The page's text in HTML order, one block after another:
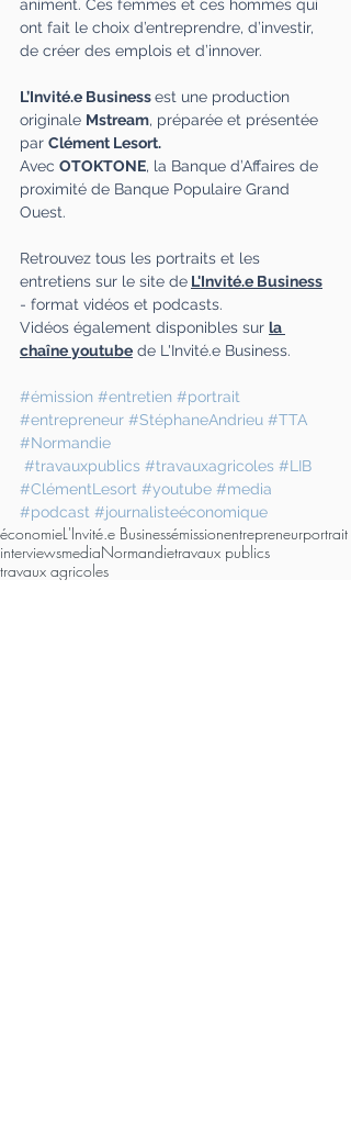
animent. Ces femmes et ces hommes qui
ont fait le choix d’entreprendre, d’investir,
de créer des emplois et d’innover.
L’Invité.e Businessest une production
originale Mstream, préparée et présentée
par Clément Lesort.
Avec OTOKTONE, la Banque d’Affaires de
proximité de Banque Populaire Grand
Ouest.
Retrouvez tous les portraits et les
entretiens sur le site de L'Invité.e Business
- format vidéos et podcasts.
Vidéos également disponibles sur la
chaîne youtube de L'Invité.e Business.
#émission #entretien #portrait
#entrepreneur #StéphaneAndrieu #TTA
#Normandie
#travauxpublics #travauxagricoles #LIB
#ClémentLesort #youtube #media
#podcast #journalisteéconomique
économieL'Invité.e Businessémissionentrepreneurportrait
interviewsmediaNormandietravaux publics
travaux agricoles